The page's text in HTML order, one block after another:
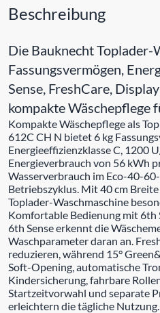
Beschreibung
Die Bauknecht Toplader-
Fassungsvermögen,
Sense, FreshCare,
kompakte Wäschepflege
Kompakte Wäschepflege als
612C CH N bietet 6 kg
Energieeffizienzklasse C, 1200
Energieverbrauch von 56 kWh
Wasserverbrauch im Eco-40-
Betriebszyklus. Mit 40 cm
Toplader-Waschmaschine
Komfortable Bedienung mit 6th
6th Sense erkennt die
Waschparameter daran an.
reduzieren, während 15°
Soft-Opening, automatische
Kindersicherung, fahrbare
Startzeitvorwahl und separate
erleichtern die tägliche Nutzung.